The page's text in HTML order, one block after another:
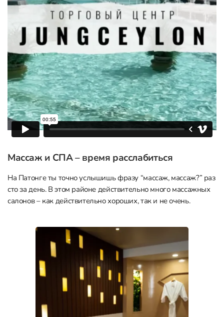
Массаж и СПА – время расслабиться
На Патонге ты точно услышишь фразу “массаж, массаж?” раз
сто за день. В этом районе действительно много массажных
салонов – как действительно хороших, так и не очень.